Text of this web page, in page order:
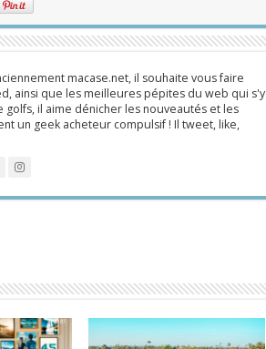
macase.net, il souhaite vous faire
ainsi que les meilleures pépites du web qui s'y
il aime dénicher les nouveautés et les
un geek acheteur compulsif ! Il tweet, like,